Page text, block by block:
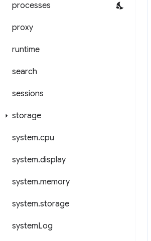
processes
proxy
runtime
search
sessions
storage
system.cpu
system.display
system.memory
system.storage
systemLog